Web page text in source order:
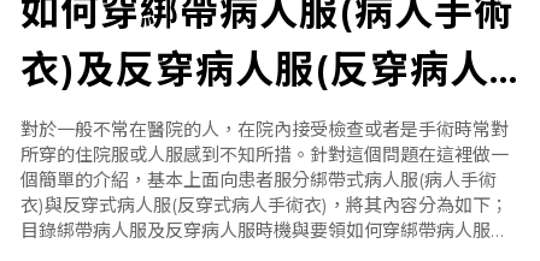
護士服與刷手服定義
護士服與刷手服用途
護士服與刷手服的優點
如何穿綁帶病人服(病人手術
衣)及反穿病人服(反穿病人
手術衣)的穿法及清洗要領
對於一般不常在醫院的人，在院內接受檢查或者是手術時常對
所穿的住院服或人服感到不知所措。針對這個問題在這裡做一
個簡單的介紹，基本上面向患者服分綁帶式病人服(病人手術
衣)與反穿式病人服(反穿式病人手術衣)，將其內容分為如下；
目錄綁帶病人服及反穿病人服時機與要領如何穿綁帶病人服及